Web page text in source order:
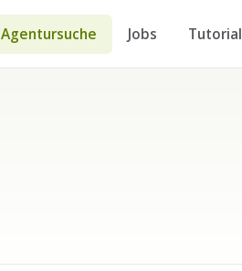
Agentursuche Jobs